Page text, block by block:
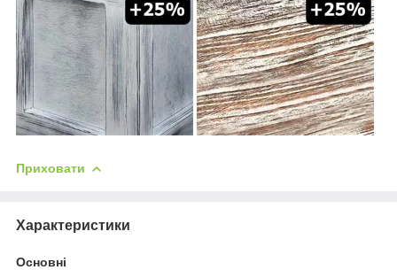
Приховати
Характеристики
Основні